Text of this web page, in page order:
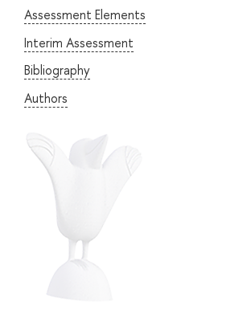
Assessment Elements
Interim Assessment
Bibliography
Authors